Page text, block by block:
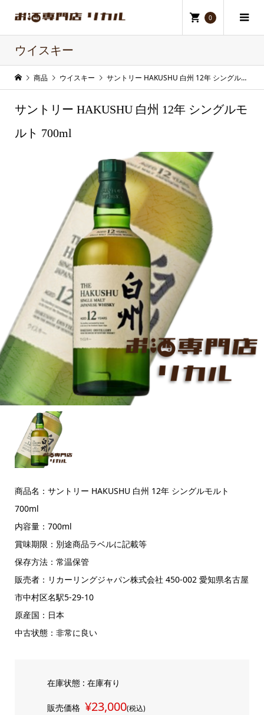
0
ウイスキー
商品 ウイスキー サントリー HAKUSHU 白州 12年 シングルモルト 700ml
サントリー HAKUSHU 白州 12年 シングルモ
ルト 700ml
商品名：サントリー HAKUSHU 白州 12年 シングルモルト
700ml
内容量：700ml
賞味期限：別途商品ラベルに記載等
保存方法：常温保管
販売者：リカーリングジャパン株式会社 450-002 愛知県名古屋
市中村区名駅5-29-10
原産国：日本
中古状態：非常に良い
在庫状態 : 在庫有り
販売価格 ¥23,000(税込)